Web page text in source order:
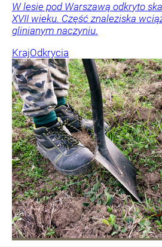
W lesie pod Warszawą odkryto
XVII wieku. Część znaleziska
glinianym naczyniu.
KrajOdkrycia